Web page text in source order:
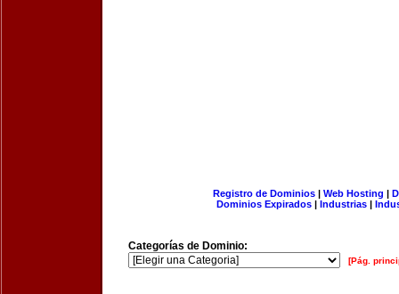
Registro de Dominios| Web Hosting |
Dominios Expirados | Industrias |
Categorías de Dominio:
[Pág.